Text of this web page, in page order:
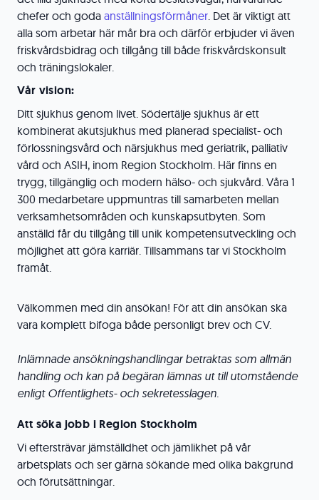
chefer och goda anställningsförmåner. Det är viktigt att
alla som arbetar här mår bra och därför erbjuder vi även
friskvårdsbidrag och tillgång till både friskvårdskonsult
och träningslokaler.
Vår vision:
Ditt sjukhus genom livet. Södertälje sjukhus är ett
kombinerat akutsjukhus med planerad specialist- och
förlossningsvård och närsjukhus med geriatrik, palliativ
vård och ASIH, inom Region Stockholm. Här finns en
trygg, tillgänglig och modern hälso- och sjukvård. Våra 1
300 medarbetare uppmuntras till samarbeten mellan
verksamhetsområden och kunskapsutbyten. Som
anställd får du tillgång till unik kompetensutveckling och
möjlighet att göra karriär. Tillsammans tar vi Stockholm
framåt.
Välkommen med din ansökan! För att din ansökan ska
vara komplett bifoga både personligt brev och CV.
Inlämnade ansökningshandlingar betraktas som allmän
handling och kan på begäran lämnas ut till utomstående
enligt Offentlighets- och sekretesslagen.
Att söka jobb i Region Stockholm
Vi eftersträvar jämställdhet och jämlikhet på vår
arbetsplats och ser gärna sökande med olika bakgrund
och förutsättningar.